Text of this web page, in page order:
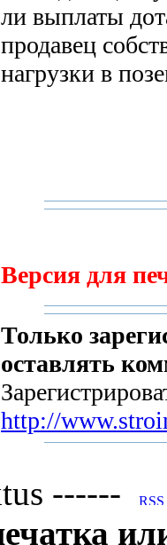
ли выплаты
продавец
нагрузки в
Версия для
Только
оставлять
http://
------